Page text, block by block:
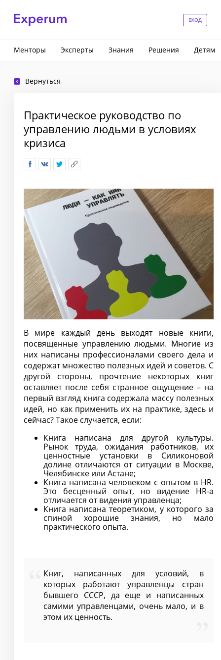
ВХОД
Менторы Эксперты Знания Решения Детям
Вернуться
Практическое руководство по
управлению людьми в условиях
кризиса
В мире каждый день выходят новые книги,
посвященные управлению людьми. Многие из
них написаны профессионалами своего дела и
содержат множество полезных идей и советов. С
другой стороны, прочтение некоторых книг
оставляет после себя странное ощущение – на
первый взгляд книга содержала массу полезных
идей, но как применить их на практике, здесь и
сейчас? Такое случается, если:
Книга написана для другой культуры.
Рынок труда, ожидания работников, их
ценностные установки в Силиконовой
долине отличаются от ситуации в Москве,
Челябинске или Астане;
Книга написана человеком с опытом в HR.
Это бесценный опыт, но видение HR-а
отличается от видения управленца;
Книга написана теоретиком, у которого за
спиной хорошие знания, но мало
практического опыта.
Книг, написанных для условий, в
которых работают управленцы стран
бывшего СССР, да еще и написанных
самими управленцами, очень мало, и в
этом их ценность.